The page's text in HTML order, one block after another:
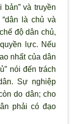
bản” và truyền
“dân là chủ và
độ dân chủ,
lực. Nếu
nhất của dân
nói đến trách
Sự nghiệp
do dân; cho
phải có đạo